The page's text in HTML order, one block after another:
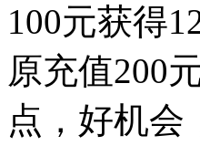
100元获得
原充值200
点，好机会